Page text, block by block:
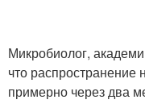
Микробиолог,
что распространение
примерно через два